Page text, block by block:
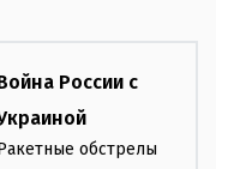
России с
обстрелы